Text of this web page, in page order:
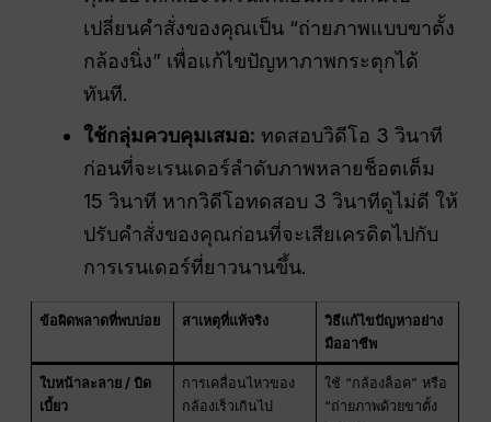
เปลี่ยนคำสั่งของคุณเป็น “ถ่ายภาพแบบขาตั้ง
กล้องนิ่ง” เพื่อแก้ไขปัญหาภาพกระตุกได้
ทันที.
ใช้กลุ่มควบคุมเสมอ: ทดสอบวิดีโอ 3 วินาที
ก่อนที่จะเรนเดอร์ลำดับภาพหลายช็อตเต็ม
15 วินาที หากวิดีโอทดสอบ 3 วินาทีดูไม่ดี ให้
ปรับคำสั่งของคุณก่อนที่จะเสียเครดิตไปกับ
การเรนเดอร์ที่ยาวนานขึ้น.
ข้อผิดพลาดที่พบบ่อย สาเหตุที่แท้จริง
วิธีแก้ไขปัญหาอย่าง
มืออาชีพ
ใบหน้าละลาย / บิด
เบี้ยว
การเคลื่อนไหวของ
กล้องเร็วเกินไป
ใช้ “กล้องล็อค” หรือ
“ถ่ายภาพด้วยขาตั้ง